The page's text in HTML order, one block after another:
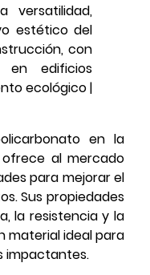
en la
al mercado
para mejorar el
Sus propiedades
la resistencia y la
material ideal para
impactantes.